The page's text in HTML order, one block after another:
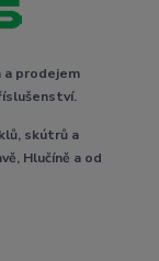
prodejem
skútrů a
Hlučíně a od